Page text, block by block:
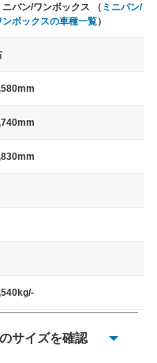
ニバン/ワンボックス （ ミニバン/
ンボックスの車種一覧）
サイズを確認